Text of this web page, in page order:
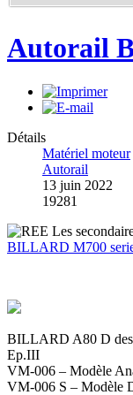
Autorail
Détails
Matériel moteur
Autorail
13 juin 2022
19281
BILLARD M700
BILLARD A80 D des
Ep.III
VM-006 – Modèle
VM-006 S – Modèle